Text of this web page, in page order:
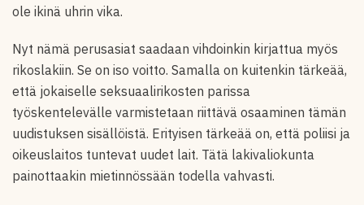
ole ikinä uhrin vika.
Nyt nämä perusasiat saadaan vihdoinkin kirjattua myös
rikoslakiin. Se on iso voitto. Samalla on kuitenkin tärkeää,
että jokaiselle seksuaalirikosten parissa
työskentelevälle varmistetaan riittävä osaaminen tämän
uudistuksen sisällöistä. Erityisen tärkeää on, että poliisi ja
oikeuslaitos tuntevat uudet lait. Tätä lakivaliokunta
painottaakin mietinnössään todella vahvasti.